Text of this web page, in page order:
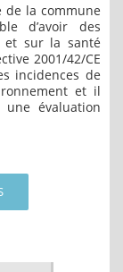
de la commune
d’avoir des
et sur la santé
2001/42/CE
incidences de
et il
une évaluation